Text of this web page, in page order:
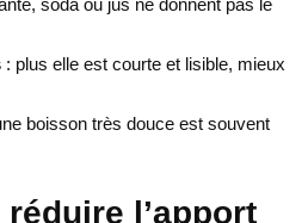
: plus elle est courte et lisible, mieux
boisson très douce est souvent
l’apport